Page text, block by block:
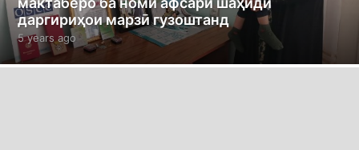
даргириҳои марзӣ гузоштанд
5 years ago 5
e